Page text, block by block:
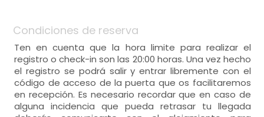
WC,
lavabo,
- cama individual = 6 (90x190 cm.)
Calefacción,
Distribución:
habitación individual
Condiciones de reserva
Ten en cuenta que la hora limite para realizar el
registro o check-in son las 20:00 horas. Una vez hecho
el registro se podrá salir y entrar libremente con el
código de acceso de la puerta que os facilitaremos
en recepción. Es necesario recordar que en caso de
alguna incidencia que pueda retrasar tu llegada